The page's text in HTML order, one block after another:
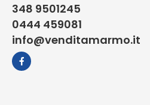
348 9501245
0444 459081
info@venditamarmo.it